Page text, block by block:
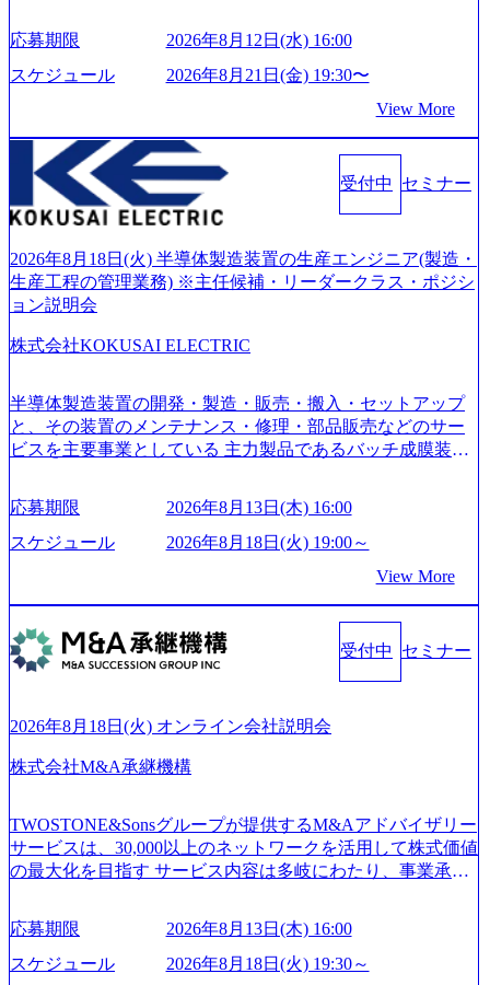
い」という想いの下で立ち上げた新鋭ファーム テクノロジ
ーがビジネスの成功に大きな影響力を持つDX時代におい
て、20年以上にわたってFintech業界を中心に最先端テクノ
つ、あらゆる業種・業界のクライアントの企業価値の最大
化を支援するために、戦略策定、組織改革、人材育成、業
務改善、実行支援などのコンサルティングサービスを一気
通貫で提供するのが特徴（いわゆる総合コンサルティング
ファーム） 社名の由来は”DXエリアにSpir（槍）を指して
ていく”という位置づけ 一昔前は金融が強い企業として認知
されていたが、現在金融の売上割合は全体の3割。現在はTo
C事業を始め、パブリック、製造業、通信、エンタメ、教
はあるが、社員の興味のある分野やスキルを活用したいな
着けたい方でも幅広に経験を積みたい方でも、キャリア形
成が柔軟に可能な環境である。 https://storage.googleapis.com/
our-vision-production.appspot.com/public/images/20240925204135
_93b1bff3-f71c-4bc9-8bd9-72a8a4826007_1200x554.webp https://
mages/20250502152751_46c65543-87ef-4e86-a85a-8649e1c532f9
_956x512.webp https://storage.googleapis.com/our-vision-producti
on.appspot.com/public/images/20250502152804_ba6aaa1a-9ffc-4f
m/our-vision-production.appspot.com/public/images/202505021528
ンプレクス社は、FinTech領域に強みを持つITコンサルティ
ング会社で、NRI、NTTDATAと同じく世界のFinTech Ranki
ngsTop 100企業にも選出されている。ITコンサルティング、
特長 ビジネスへの深い理解を持つコンサルタントが集うXs
pearと、最先端テクノロジーに深い知見を持つシンプレクス
社またはグループ会社との協力体制を築いている Xspear社
sion-production.appspot.com/public/images/20240925204111_caa9
4e4b-6aae-45a6-a0ce-b98154c816a2_1153x543.webp メンバー情
報 (https://www.xspear.co.jp/member/)一部抜粋 - 伊勢山 昇吾氏:
業界で新規事業戦略、成長戦略、PMI推進、業務改革等の幅
広いプロジェクトに従事 - 鈴木健仁氏：新卒でベイカレン
トに入社し最年少ディレクターを経てXspearに参画 - 梶田
応募期限
2026年8月12日(水) 16:00
スケジュール
2026年8月21日(金) 19:30〜
View More
受付中 セミナー
2026年8月18日(火) 半導体製造装置の生産エンジニア(製造・
生産工程の管理業務) ※主任候補・リーダークラス・ポジシ
ョン説明会
株式会社KOKUSAI ELECTRIC
半導体製造装置の開発・製造・販売・搬入・セットアップ
と、その装置のメンテナンス・修理・部品販売などのサー
ビスを主要事業としている 主力製品であるバッチ成膜装置
世界トップクラスのシェアを有している 技術と対話を通じ
て未来を創造し、社会課題の解決に貢献することを目指し
ている Mission:私たちの技術/私たちの対話 Vision:夢を未来
話 IoT社会の浸透、AIの加速等により半導体需要は世界中で
急伸長しており、それに伴い半導体製造装置の需要も伸長
中 https://storage.googleapis.com/our-vision-production.appspot.co
m/public/images/20260224131045_0fee4978-bb25-43a7-a367-542
6b95cd599_1200x543.webp https://storage.googleapis.com/our-visi
cb8-329e-4a45-a8f5-73d9728b2cd7_1200x486.webp https://storag
e.googleapis.com/our-vision-production.appspot.com/public/image
s/20260224131100_d8b3379f-6e64-4566-aea4-924f21977d35_120
0x460.webp https://storage.googleapis.com/our-vision-production.a
810e-138e27965ee8_1200x386.webp グローバル人財育成を目
的とした「語学研修」、効果的なプレゼンのポイントを掴
み実践に強くなるための「プレゼン研修」、自社キャリア
アドバイザーによる自身のキャリア構築をめざす「キャリ
スタイム制度を実施しており、月単位の決められた労働時
間の範囲内で、出社・退社の時刻を社員の自己裁量に委
ね、ワークライフバランスを図りながら効率的に働くこと
応募期限
2026年8月13日(木) 16:00
スケジュール
2026年8月18日(火) 19:00～
View More
受付中 セミナー
2026年8月18日(火) オンライン会社説明会
株式会社M&A承継機構
TWOSTONE&Sonsグループが提供するM&Aアドバイザリー
サービスは、30,000以上のネットワークを活用して株式価値
の最大化を目指す サービス内容は多岐にわたり、事業承継
リーなどが含まれており、幅広いニーズに対応 譲渡企業に
対しては完全成功報酬制を採用し、M&A以外の選択肢も尊
重する姿勢を持ち、将来の株価成長を取り込むスキームの
応募期限
2026年8月13日(木) 16:00
スケジュール
2026年8月18日(火) 19:30～